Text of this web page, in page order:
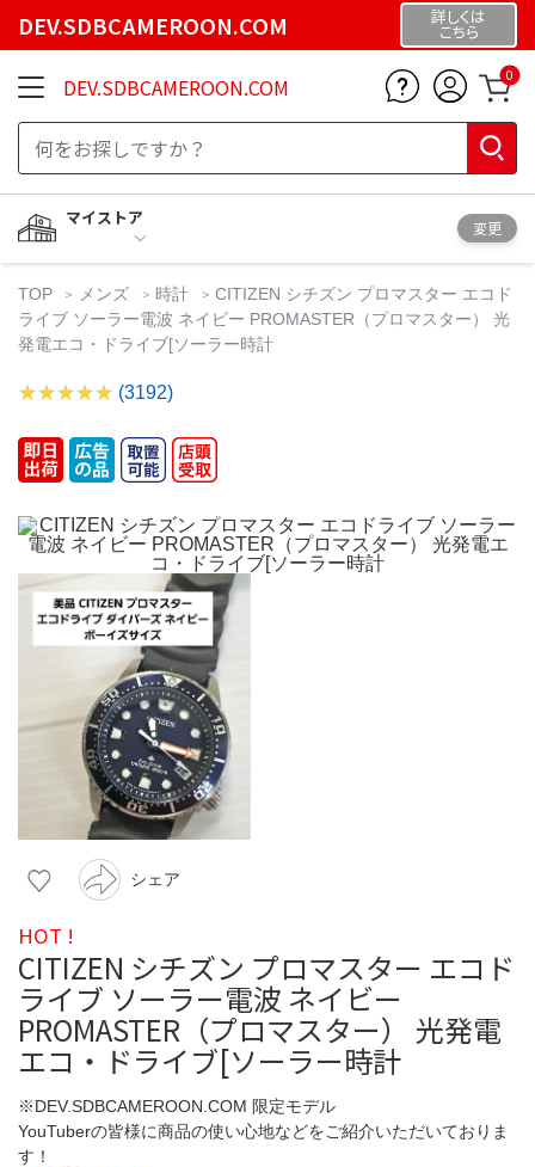
DEV.SDBCAMEROON.COM 詳しくは
こちら
DEV.SDBCAMEROON.COM 0
マイストア
変更
TOP メンズ 時計
CITIZEN シチズン プロマスター エコド
ライブ ソーラー電波 ネイビー PROMASTER（プロマスター） 光
発電エコ・ドライブ[ソーラー時計
(3192)
シェア
HOT !
CITIZEN シチズン プロマスター エコド
ライブ ソーラー電波 ネイビー
PROMASTER（プロマスター） 光発電
エコ・ドライブ[ソーラー時計
※DEV.SDBCAMEROON.COM 限定モデル
YouTuberの皆様に商品の使い心地などをご紹介いただいておりま
す！